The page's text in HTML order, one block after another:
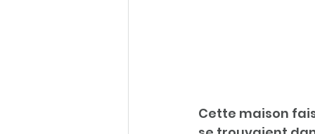
Cette maison